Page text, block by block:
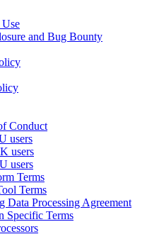
and Bug Bounty
Conduct
users
users
users
Terms
Terms
Data Processing Agreement
Specific Terms